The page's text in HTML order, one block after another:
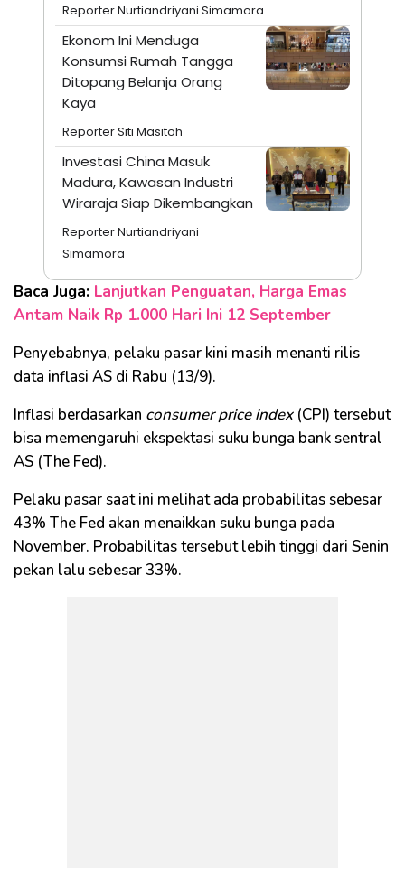
Reporter Nurtiandriyani Simamora
Ekonom Ini Menduga
Konsumsi Rumah Tangga
Ditopang Belanja Orang
Kaya
Reporter Siti Masitoh
Investasi China Masuk
Madura, Kawasan Industri
Wiraraja Siap Dikembangkan
Reporter Nurtiandriyani
Simamora
Baca Juga: Lanjutkan Penguatan, Harga Emas
Antam Naik Rp 1.000 Hari Ini 12 September
Penyebabnya, pelaku pasar kini masih menanti rilis
data inflasi AS di Rabu (13/9).
Inflasi berdasarkan consumer price index(CPI) tersebut
bisa memengaruhi ekspektasi suku bunga bank sentral
AS (The Fed).
Pelaku pasar saat ini melihat ada probabilitas sebesar
43% The Fed akan menaikkan suku bunga pada
November. Probabilitas tersebut lebih tinggi dari Senin
pekan lalu sebesar 33%.